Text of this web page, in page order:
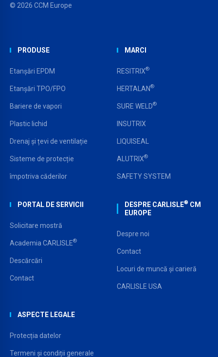
© 2026 CCM Europe
PRODUSE
Etanșări EPDM
Etanșări TPO/FPO
Bariere de vapori
Plastic lichid
Drenaj și țevi de ventilație
Sisteme de protecție
împotriva căderilor
MARCI
RESITRIX®
HERTALAN®
SURE WELD®
INSUTRIX
LIQUISEAL
ALUTRIX®
SAFETY SYSTEM
PORTAL DE SERVICII
Solicitare mostră
Academia CARLISLE®
Descărcări
Contact
DESPRE CARLISLE® CM
EUROPE
Despre noi
Contact
Locuri de muncă și carieră
CARLISLE USA
ASPECTE LEGALE
Protecția datelor
Termeni și condiții generale